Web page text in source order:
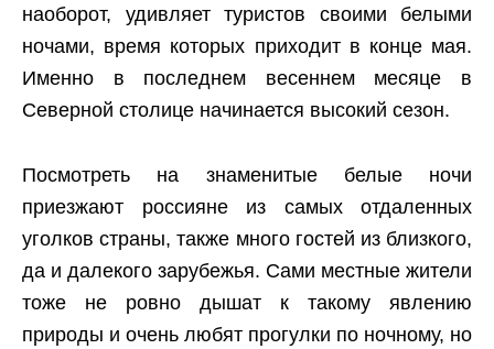
наоборот, удивляет туристов своими белыми
ночами, время которых приходит в конце мая.
Именно в последнем весеннем месяце в
Северной столице начинается высокий сезон.
Посмотреть на знаменитые белые ночи
приезжают россияне из самых отдаленных
уголков страны, также много гостей из близкого,
да и далекого зарубежья. Сами местные жители
тоже не ровно дышат к такому явлению
природы и очень любят прогулки по ночному, но